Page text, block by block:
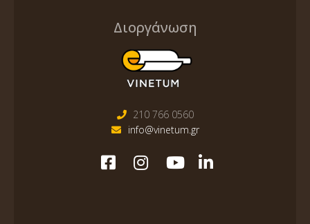
Διοργάνωση
210 766 0560
info@vinetum.gr